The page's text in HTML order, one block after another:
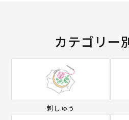
カテゴリー
刺しゅう